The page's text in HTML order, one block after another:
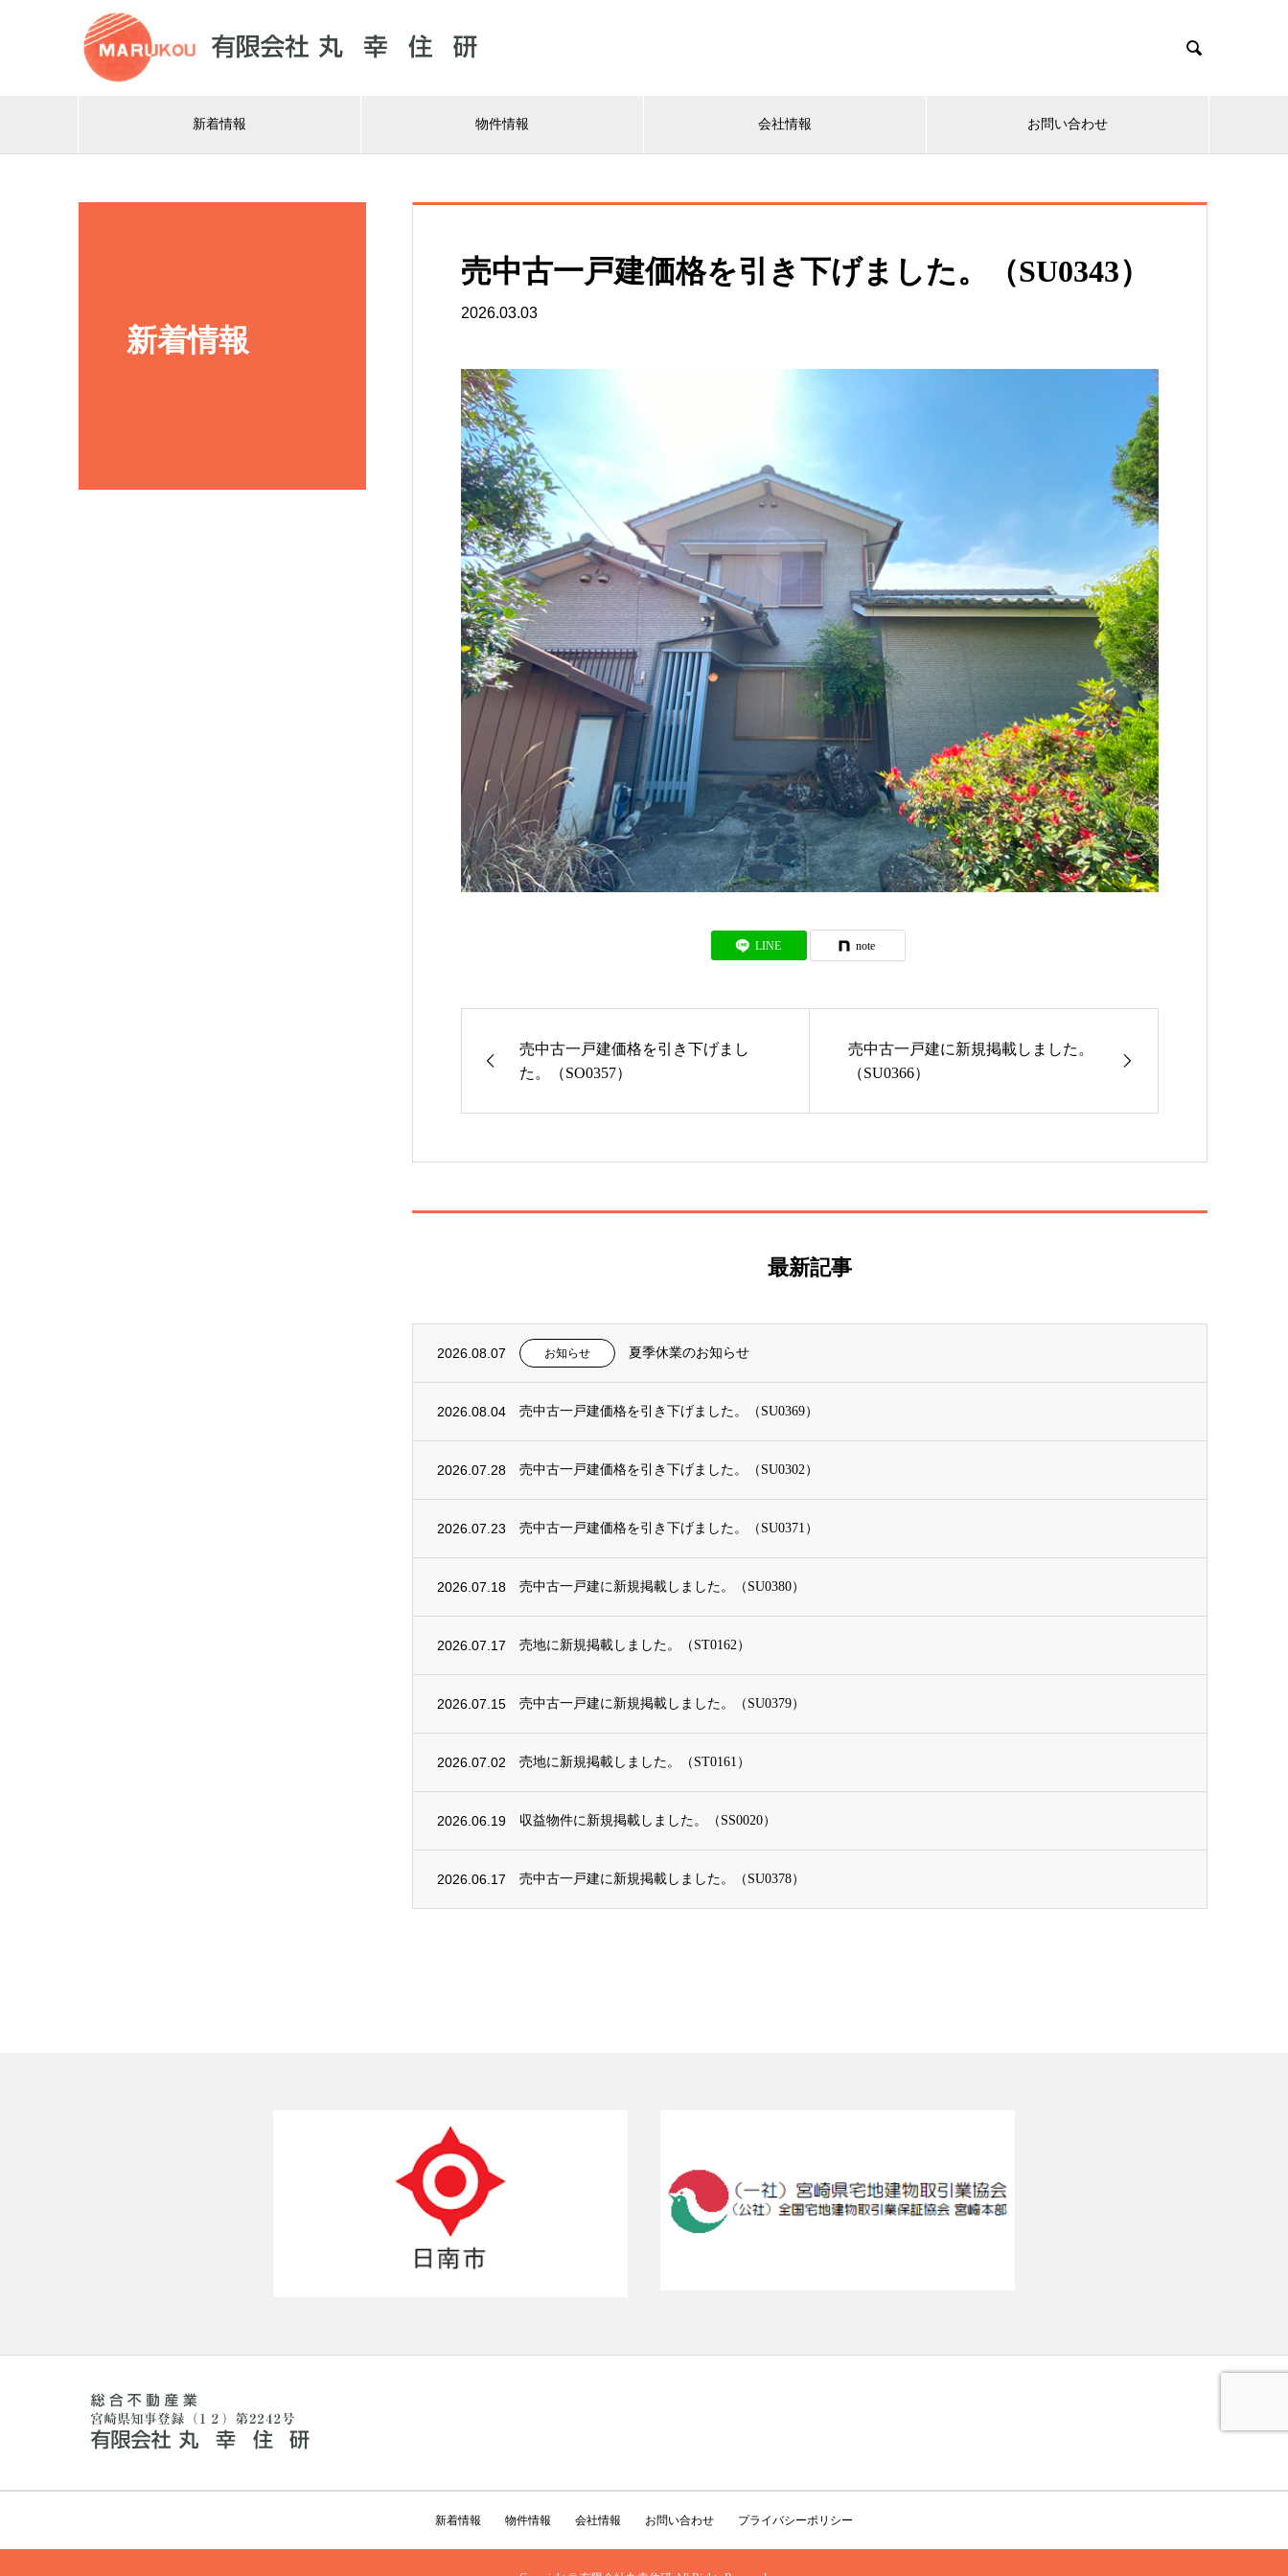

新着情報 物件情報 会社情報 お問い合わせ
新着情報
売中古一戸建価格を引き下げました。（SU0343）
2026.03.03
LINE note
売中古一戸建価格を引き下げまし
た。（SO0357）
売中古一戸建に新規掲載しました。
（SU0366）
最新記事
2026.08.07 お知らせ 夏季休業のお知らせ
2026.08.04 売中古一戸建価格を引き下げました。（SU0369）
2026.07.28 売中古一戸建価格を引き下げました。（SU0302）
2026.07.23 売中古一戸建価格を引き下げました。（SU0371）
2026.07.18 売中古一戸建に新規掲載しました。（SU0380）
2026.07.17 売地に新規掲載しました。（ST0162）
2026.07.15 売中古一戸建に新規掲載しました。（SU0379）
2026.07.02 売地に新規掲載しました。（ST0161）
2026.06.19 収益物件に新規掲載しました。（SS0020）
2026.06.17 売中古一戸建に新規掲載しました。（SU0378）
新着情報 物件情報 会社情報 お問い合わせ プライバシーポリシー